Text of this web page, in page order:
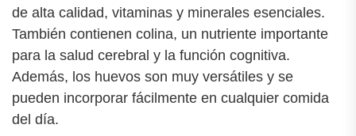
de alta calidad, vitaminas y minerales esenciales.
También contienen colina, un nutriente importante
para la salud cerebral y la función cognitiva.
Además, los huevos son muy versátiles y se
pueden incorporar fácilmente en cualquier comida
del día.